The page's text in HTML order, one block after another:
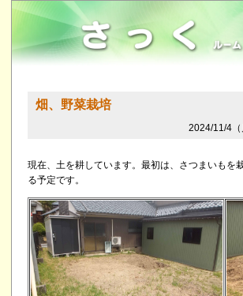
畑、野菜栽培
2024/11/4（
現在、土を耕しています。最初は、さつまいもを
る予定です。